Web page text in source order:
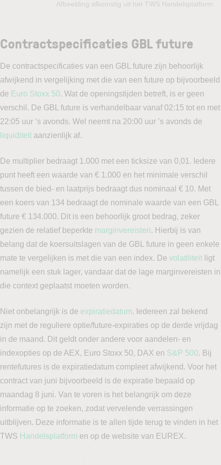
Afbeelding afkomstig uit het TWS Handelsplatform
Contractspecificaties GBL future
De contractspecificaties van een GBL future zijn behoorlijk
afwijkend in vergelijking met die van een future op bijvoorbeeld
de Euro Stoxx 50. Wat de openingstijden betreft, is er geen
verschil. De GBL future is verhandelbaar vanaf 02:15 tot en met
22:05 uur ’s avonds. Wel neemt na 20:00 uur ’s avonds de
liquiditeit aanzienlijk af.
De multiplier bedraagt 1.000 met een ticksize van 0,01. Iedere
punt heeft een waarde van € 1.000 en het minimale verschil
tussen de bied- en laatprijs bedraagt dus nominaal € 10. Met
een koers van 134 bedraagt de nominale waarde van een GBL
future € 134.000. Dit is een behoorlijk groot bedrag, zeker
gezien de relatief beperkte marginvereisten. Hierbij is van
belang dat de koersuitslagen van de GBL future in geen enkele
mate te vergelijken is met die van een index. De volatiliteit ligt
namelijk een stuk lager, vandaar dat de lage marginvereisten in
die context geplaatst moeten worden.
Niet onbelangrijk is de expiratiedatum. Iedereen zal bekend
zijn met de reguliere optie/future-expiraties op de derde vrijdag
in de maand. Dit geldt onder andere voor aandelen- en
indexopties op de AEX, Euro Stoxx 50, DAX en S&P 500. Bij
rentefutures is de expiratiedatum compleet afwijkend. Voor het
contract van juni bijvoorbeeld is de expiratie bepaald op
maandag 8 juni. Van te voren is het belangrijk om deze
informatie op te zoeken, zodat vervelende verrassingen
uitblijven. Deze informatie is te allen tijde terug te vinden in het
TWS Handelsplatform en op de website van EUREX.